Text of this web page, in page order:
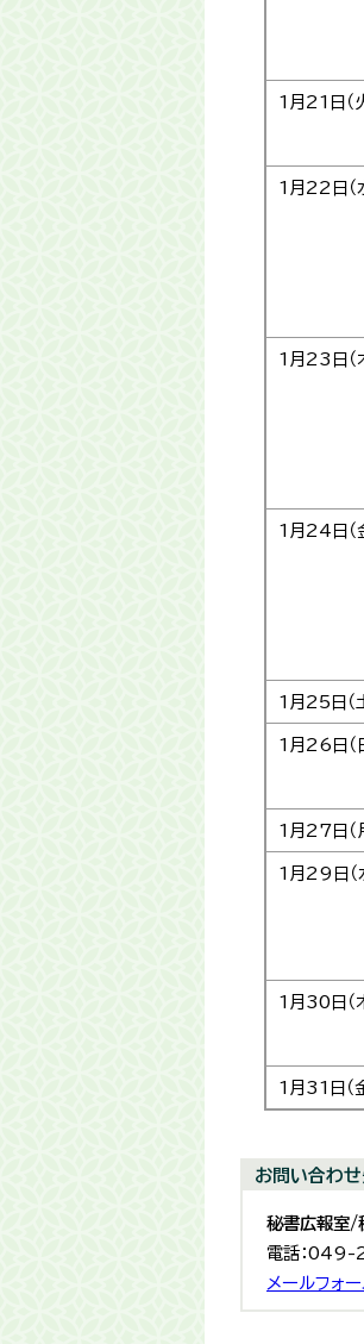
1月21日（
1月22日（
1月23日（
1月24日（
1月25日（
1月26日（
1月27日（
1月29日（
1月30日（
1月31日（
お問い合わ
秘書広報室/
電話：
メールフォ